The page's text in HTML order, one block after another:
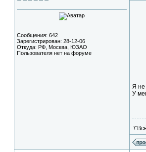
Сообщения: 642
Зарегистрирован: 28-12-06
Откуда: РФ, Москва, ЮЗАО
Пользователя нет на форуме
Я не
У